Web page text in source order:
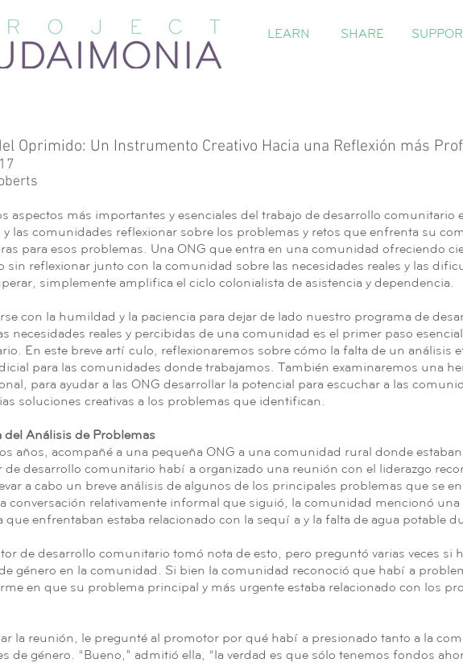
SHARE
LEARN
Oprimido: Un Instrumento Creativo Hacia una Reflexión más
aspectos más importantes y esenciales del trabajo de desarrollo comunitario
y las comunidades reflexionar sobre los problemas y retos que enfrenta su
para esos problemas. Una ONG que entra en una comunidad ofreciendo
sin reflexionar junto con la comunidad sobre las necesidades reales y las
simplemente amplifica el ciclo colonialista de asistencia y dependencia.
con la humildad y la paciencia para dejar de lado nuestro programa de
necesidades reales y percibidas de una comunidad es el primer paso
En este breve artículo, reflexionaremos sobre cómo la falta de un análisis
para las comunidades donde trabajamos. También examinaremos una
para ayudar a las ONG desarrollar la potencial para escuchar a las
soluciones creativas a los problemas que identifican.
del Análisis de Problemas
años, acompañé a una pequeña ONG a una comunidad rural donde
de desarrollo comunitario había organizado una reunión con el liderazgo
a cabo un breve análisis de algunos de los principales problemas que se
conversación relativamente informal que siguió, la comunidad mencionó una
que enfrentaban estaba relacionado con la sequía y la falta de agua potable
de desarrollo comunitario tomó nota de esto, pero preguntó varias veces si
género en la comunidad. Si bien la comunidad reconoció que había
en que su problema principal y más urgente estaba relacionado con los
la reunión, le pregunté al promotor por qué había presionado tanto a la
de género. “Bueno,” admitió ella, “la verdad es que sólo tenemos fondos